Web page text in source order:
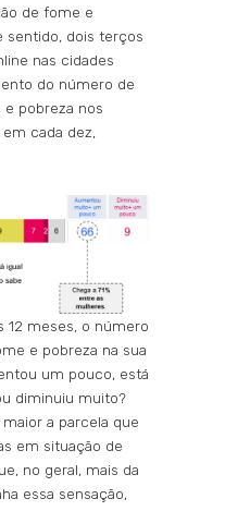
de fome e
sentido, dois terços
nas cidades
do número de
pobreza nos
cada dez,
12 meses, o número
e pobreza na sua
um pouco, está
diminuiu muito?
a parcela que
em situação de
no geral, mais da
essa sensação,